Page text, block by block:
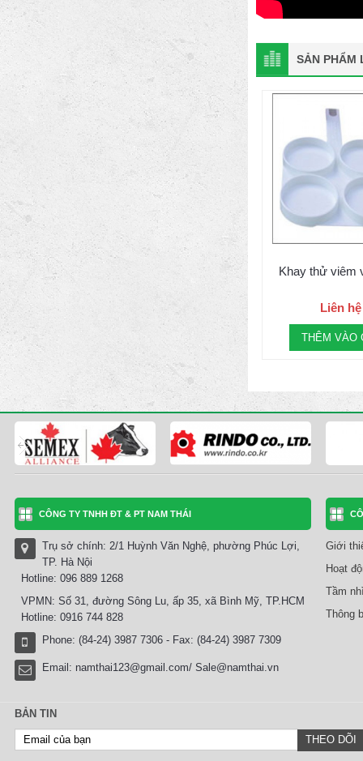
SẢN PHẨM
Khay thử viêm
Liên hệ
THÊM VÀO
CÔNG TY TNHH ĐT & PT NAM THÁI
Trụ sở chính: 2/1 Huỳnh Văn Nghệ, phường Phúc Lợi,
TP. Hà Nội
Hotline: 096 889 1268
VPMN: Số 31, đường Sông Lu, ấp 35, xã Bình Mỹ, TP.HCM
Hotline: 0916 744 828
Phone: (84-24) 3987 7306 - Fax: (84-24) 3987 7309
Email: namthai123@gmail.com/ Sale@namthai.vn
Giới
Hoạt
Tầm
Thông
BẢN TIN